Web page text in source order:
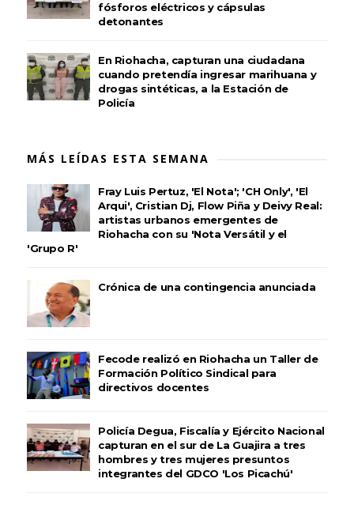
fósforos eléctricos y cápsulas
detonantes
En Riohacha, capturan una ciudadana
cuando pretendía ingresar marihuana y
drogas sintéticas, a la Estación de
Policía
MÁS LEÍDAS ESTA SEMANA
Fray Luis Pertuz, 'El Nota'; 'CH Only', 'El
Arqui', Cristian Dj, Flow Piña y Deivy Real:
artistas urbanos emergentes de
Riohacha con su 'Nota Versátil y el
'Grupo R'
Crónica de una contingencia anunciada
Fecode realizó en Riohacha un Taller de
Formación Político Sindical para
directivos docentes
Policía Degua, Fiscalía y Ejército Nacional
capturan en el sur de La Guajira a tres
hombres y tres mujeres presuntos
integrantes del GDCO 'Los Picachú'